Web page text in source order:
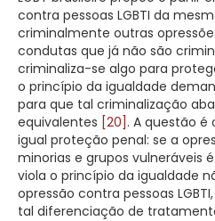
contra pessoas LGBTI da
criminalmente outras
condutas que já não são
criminaliza-se algo para
o princípio da igualdade
para que tal criminalização
equivalentes [20] . A questão
igual proteção penal: se a
minorias e grupos vulneráveis
viola o princípio da igualdade
opressão contra pessoas
tal diferenciação de